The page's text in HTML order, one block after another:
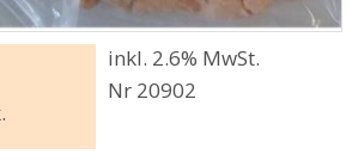
inkl. 2.6% MwSt.
Nr 20902